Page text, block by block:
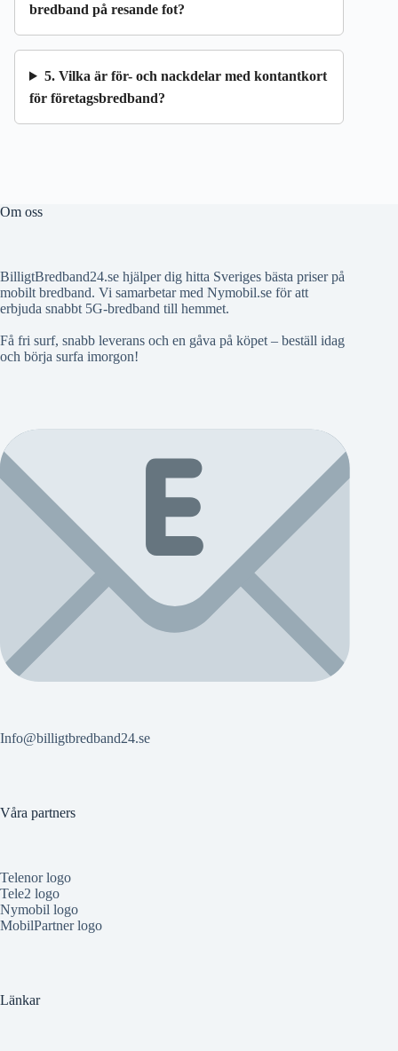
bredband på resande fot?
5. Vilka är för- och nackdelar med kontantkort
för företagsbredband?
Om oss
BilligtBredband24.se hjälper dig hitta Sveriges bästa priser på
mobilt bredband. Vi samarbetar med Nymobil.se för att
erbjuda snabbt 5G-bredband till hemmet.
Få fri surf, snabb leverans och en gåva på köpet – beställ idag
och börja surfa imorgon!
Info@billigtbredband24.se
Våra partners
Telenor logo
Tele2 logo
Nymobil logo
MobilPartner logo
Länkar